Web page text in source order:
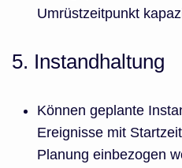
Umrüstzeitpunkt
5. Instandhaltung
Können geplante
Ereignisse mit
Planung einbezogen